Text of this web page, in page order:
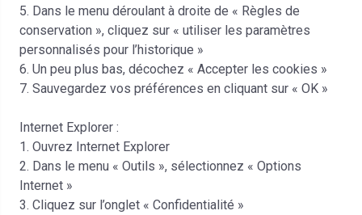
5. Dans le menu déroulant à droite de « Règles de
conservation », cliquez sur « utiliser les paramètres
personnalisés pour l’historique »
6. Un peu plus bas, décochez « Accepter les cookies »
7. Sauvegardez vos préférences en cliquant sur « OK »
Internet Explorer :
1. Ouvrez Internet Explorer
2. Dans le menu « Outils », sélectionnez « Options
Internet »
3. Cliquez sur l’onglet « Confidentialité »